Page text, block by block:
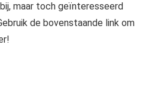
maar toch geïnteresseerd
de bovenstaande link om